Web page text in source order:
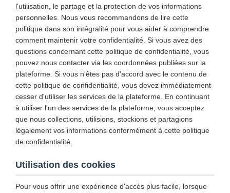
l'utilisation, le partage et la protection de vos informations
personnelles. Nous vous recommandons de lire cette
politique dans son intégralité pour vous aider à comprendre
comment maintenir votre confidentialité. Si vous avez des
questions concernant cette politique de confidentialité, vous
pouvez nous contacter via les coordonnées publiées sur la
plateforme. Si vous n'êtes pas d'accord avec le contenu de
cette politique de confidentialité, vous devez immédiatement
cesser d'utiliser les services de la plateforme. En continuant
à utiliser l'un des services de la plateforme, vous acceptez
que nous collections, utilisions, stockions et partagions
légalement vos informations conformément à cette politique
de confidentialité.
Utilisation des cookies
Pour vous offrir une expérience d'accès plus facile, lorsque